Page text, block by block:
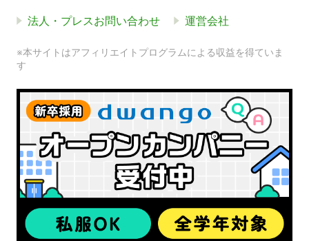
法人・プレスお問い合わせ 運営会社
※本サイトはアフィリエイトプログラムによる収益を得ていま
す